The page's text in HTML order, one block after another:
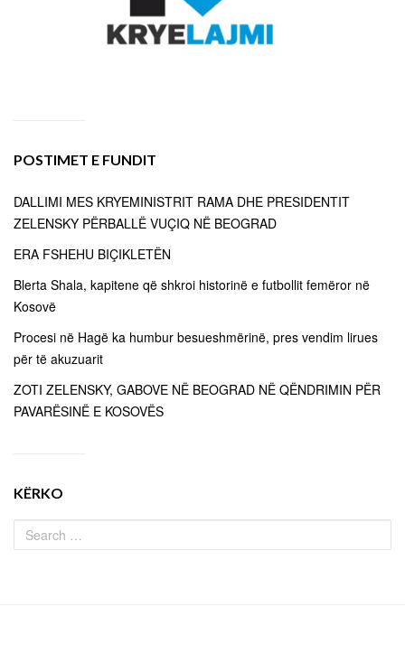
POSTIMET E FUNDIT
DALLIMI MES KRYEMINISTRIT RAMA DHE PRESIDENTIT
ZELENSKY PËRBALLË VUÇIQ NË BEOGRAD
ERA FSHEHU BIÇIKLETËN
Blerta Shala, kapitene që shkroi historinë e futbollit femëror në
Kosovë
Procesi në Hagë ka humbur besueshmërinë, pres vendim lirues
për të akuzuarit
ZOTI ZELENSKY, GABOVE NË BEOGRAD NË QËNDRIMIN PËR
PAVARËSINË E KOSOVËS
KËRKO